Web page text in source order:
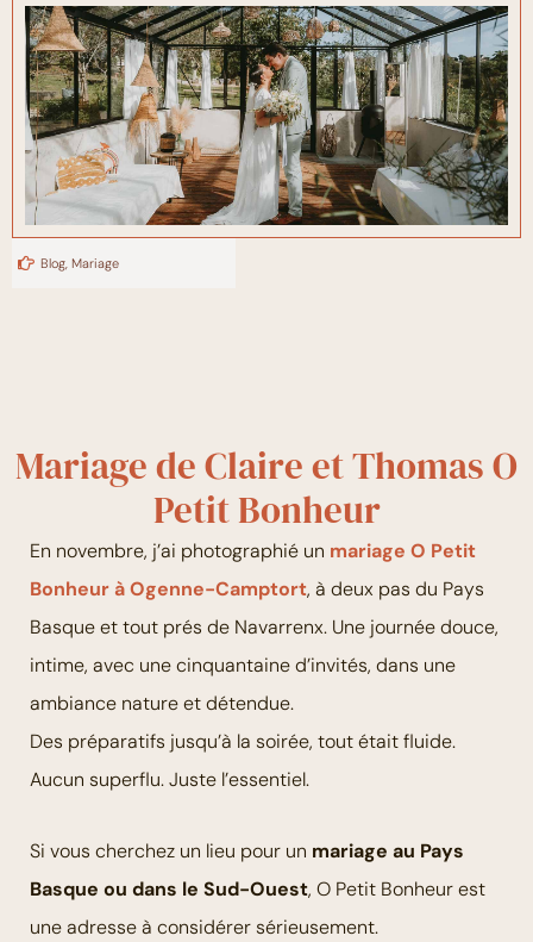
Blog, Mariage
Mariage de Claire et Thomas O
Petit Bonheur
En novembre, j’ai photographié un mariage O Petit
Bonheur à Ogenne-Camptort, à deux pas du Pays
Basque et tout prés de Navarrenx. Une journée douce,
intime, avec une cinquantaine d’invités, dans une
ambiance nature et détendue.
Des préparatifs jusqu’à la soirée, tout était fluide.
Aucun superflu. Juste l’essentiel.
Si vous cherchez un lieu pour un mariage au Pays
Basque ou dans le Sud-Ouest, O Petit Bonheur est
une adresse à considérer sérieusement.